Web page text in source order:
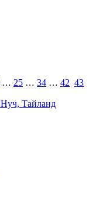
… 25 … 34 … 42 43